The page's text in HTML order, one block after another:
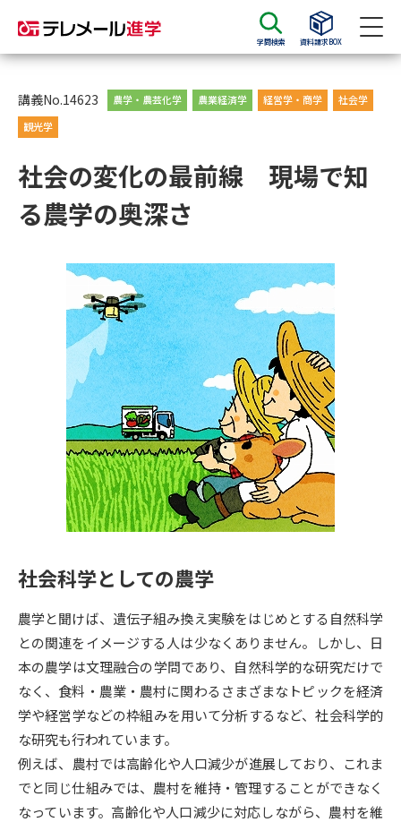
学問検索 資料請求BOX
資料請求 資料検索
大学・短大の資料種類から請求
大学パンフ
集要項＆願書
募集要項＆願書
過去問題集
大学・短大以外の資料から請求
専門学校の資料請求 大学院の資料請求
留学・進学関連、塾・予備校
大学入学共通テスト「受験案
内」の請求
大学入学共通テスト「受験上の
配慮案内」の請求
高等学校卒業程度認定試験
高等学校（情報）教員資格認定
大学研究 大学検索
大学で学べる内容や特徴を調べる
新増設大学・学部・学科特集
国際・グローバルに強い大学特
集
講義No.14623 農学・農芸化学 農業経済学 経営学・商学
社会学
観光学
社会の変化の最前線 現場で知
る農学の奥深さ
社会科学としての農学
農学と聞けば、遺伝子組み換え実験をはじめとする自然科学
との関連をイメージする人は少なくありません。しかし、日
本の農学は文理融合の学問であり、自然科学的な研究だけで
なく、食料・農業・農村に関わるさまざまなトピックを経済
学や経営学などの枠組みを用いて分析するなど、社会科学的
な研究も行われています。
例えば、農村では高齢化や人口減少が進展しており、これま
でと同じ仕組みでは、農村を維持・管理することができなく
なっています。高齢化や人口減少に対応しながら、農村を維